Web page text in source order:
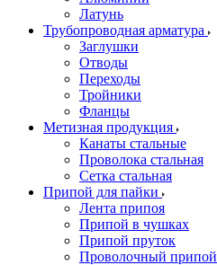
Латунь
Трубопроводная арматура
Заглушки
Отводы
Переходы
Тройники
Фланцы
Метизная продукция
Канаты стальные
Проволока стальная
Сетка стальная
Припой для пайки
Лента припоя
Припой в чушках
Припой пруток
Проволочный припой